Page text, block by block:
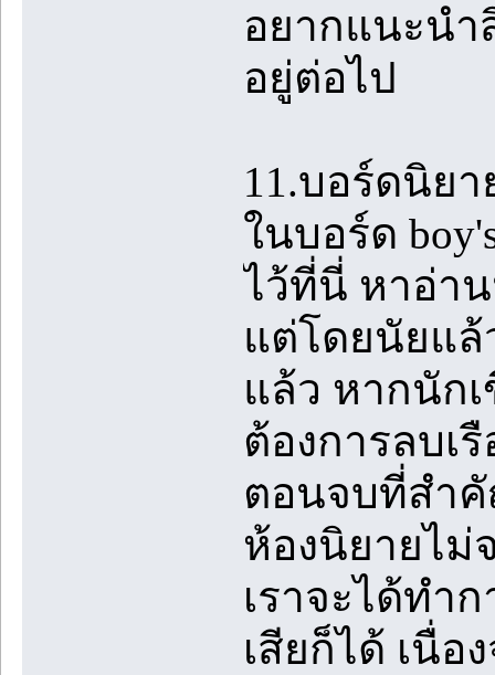
อยากแนะนำ
อยู่ต่อไป
11.บอร์ดนิย
ในบอร์ด
ไว้ที่นี่ หาอ่า
แต่โดยนัยแล้
แล้ว หากนัก
ต้องการลบเ
ตอนจบที่สำคั
ห้องนิยายไม่
เราจะได้ทำ
เสียก็ได้ เนื่